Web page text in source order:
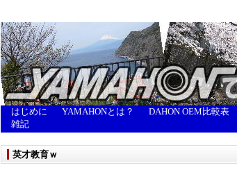
はじめに YAMAHONとは？ DAHON OEM比較表
雑記
英才教育ｗ